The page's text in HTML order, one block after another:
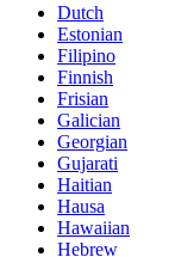
Dutch
Estonian
Filipino
Finnish
Frisian
Galician
Georgian
Gujarati
Haitian
Hausa
Hawaiian
Hebrew